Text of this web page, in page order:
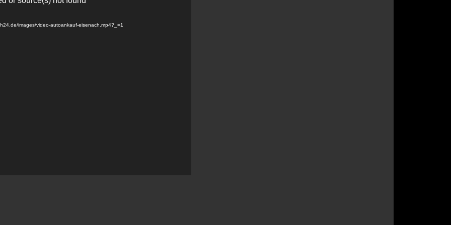
images/video-autoankauf-eisenach.mp4?_=1